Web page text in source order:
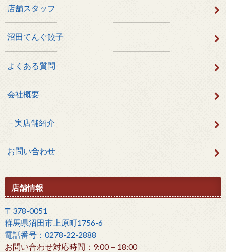
店舗スタッフ
沼田てんぐ餃子
よくある質問
会社概要
実店舗紹介
お問い合わせ
店舗情報
〒378-0051
群馬県沼田市上原町1756-6
電話番号：0278-22-2888
お問い合わせ対応時間：9:00－18:00